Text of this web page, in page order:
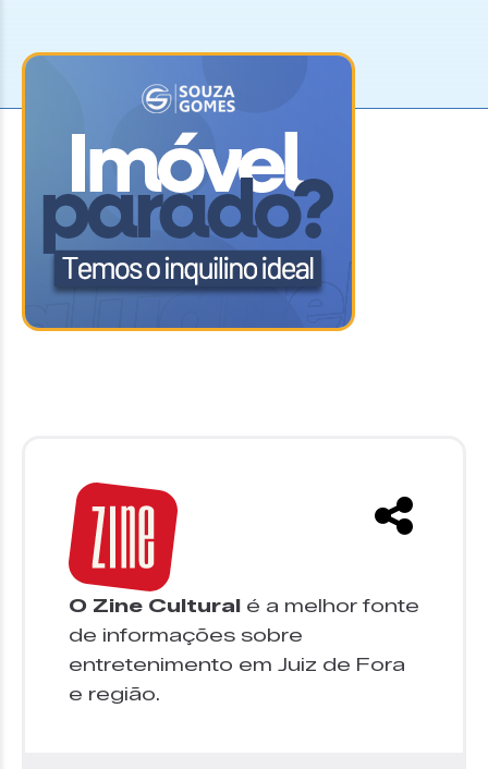
O Zine Cultural é a melhor fonte
de informações sobre
entretenimento em Juiz de Fora
e região.